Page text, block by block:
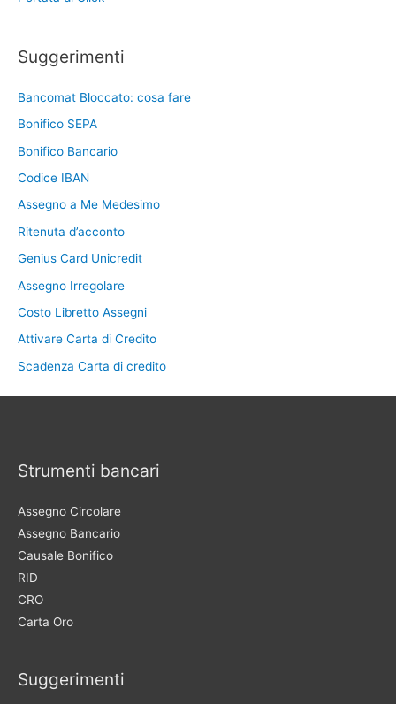
Suggerimenti
Bancomat Bloccato: cosa fare
Bonifico SEPA
Bonifico Bancario
Codice IBAN
Assegno a Me Medesimo
Ritenuta d’acconto
Genius Card Unicredit
Assegno Irregolare
Costo Libretto Assegni
Attivare Carta di Credito
Scadenza Carta di credito
Strumenti bancari
Assegno Circolare
Assegno Bancario
Causale Bonifico
RID
CRO
Carta Oro
Suggerimenti